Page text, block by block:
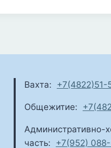
Вахта: +7(4822)51-
Общежитие:
Административно-
часть: +7(952)